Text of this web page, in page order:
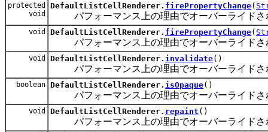
protected
void
DefaultListCellRenderer. firePropertyChange(
パフォーマンス上の理由でオーバーライドさ
void DefaultListCellRenderer. firePropertyChange(
パフォーマンス上の理由でオーバーライドさ
void DefaultListCellRenderer. invalidate()
パフォーマンス上の理由でオーバーライドさ
boolean DefaultListCellRenderer. isOpaque()
パフォーマンス上の理由でオーバーライドさ
void DefaultListCellRenderer. repaint ()
パフォーマンス上の理由でオーバーライドさ